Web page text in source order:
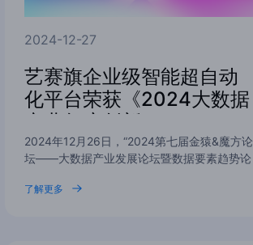
2024-12-27
艺赛旗企业级智能超自动
化平台荣获《2024大数据
产业年度创新
2024年12月26日，“2024第七届金猿&魔方论
坛——大数据产业发展论坛暨数据要素趋势论
了解更多